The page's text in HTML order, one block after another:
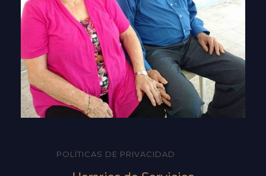
POLÍTICAS DE PRIVACIDAD